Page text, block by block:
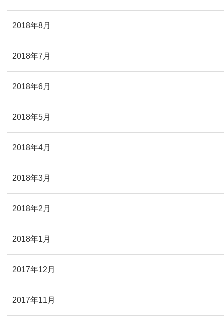
2018年8月
2018年7月
2018年6月
2018年5月
2018年4月
2018年3月
2018年2月
2018年1月
2017年12月
2017年11月